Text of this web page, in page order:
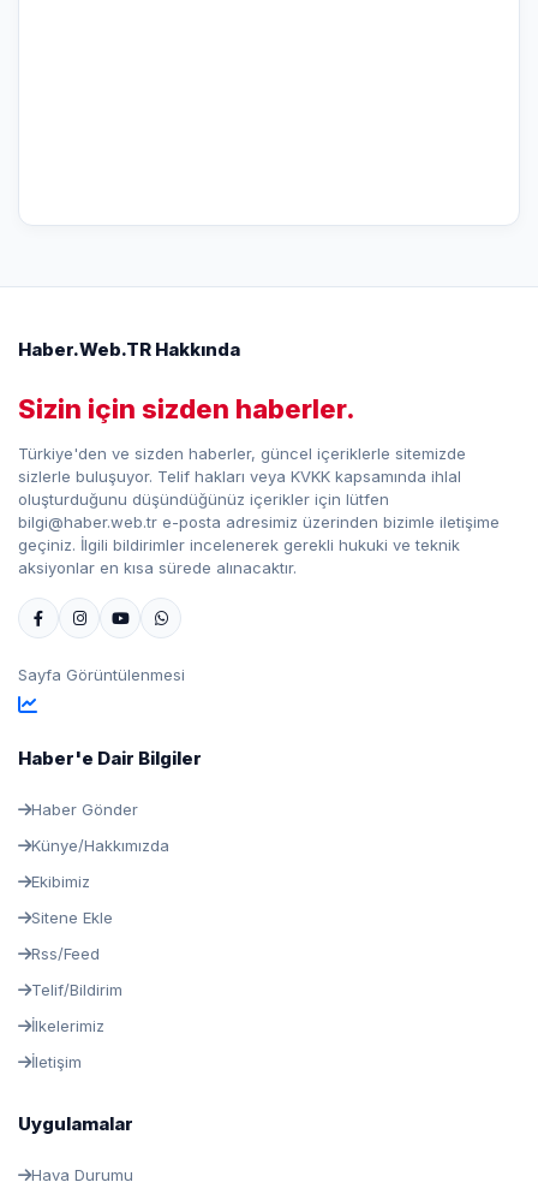
Haber.Web.TR Hakkında
Sizin için sizden haberler.
Türkiye'den ve sizden haberler, güncel içeriklerle sitemizde
sizlerle buluşuyor. Telif hakları veya KVKK kapsamında ihlal
oluşturduğunu düşündüğünüz içerikler için lütfen
bilgi@haber.web.tr e-posta adresimiz üzerinden bizimle iletişime
geçiniz. İlgili bildirimler incelenerek gerekli hukuki ve teknik
aksiyonlar en kısa sürede alınacaktır.
Sayfa Görüntülenmesi
Haber'e Dair Bilgiler
Haber Gönder
Künye/Hakkımızda
Ekibimiz
Sitene Ekle
Rss/Feed
Telif/Bildirim
İlkelerimiz
İletişim
Uygulamalar
Hava Durumu